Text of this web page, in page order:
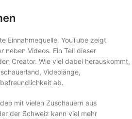
Einnahmequelle. YouTube zeigt
neben Videos. Ein Teil dieser
Creator. Wie viel dabei herauskommt,
Videolänge,
ab.
mit vielen Zuschauern aus
der Schweiz kann viel mehr